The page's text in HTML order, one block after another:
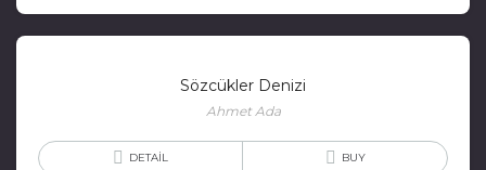
Sözcükler Denizi
Ahmet Ada
DETAIL BUY